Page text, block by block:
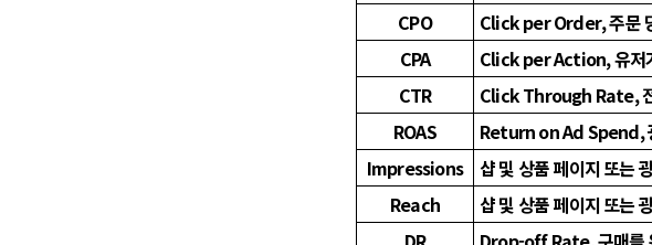
CPO
Click per Order, 주문
CPA
Click per Action, 유저
CTR
Click Through Rate,
ROAS
Return on Ad Spend,
Impressions
샵 및 상품 페이지 또는
Reach
샵 및 상품 페이지 또는